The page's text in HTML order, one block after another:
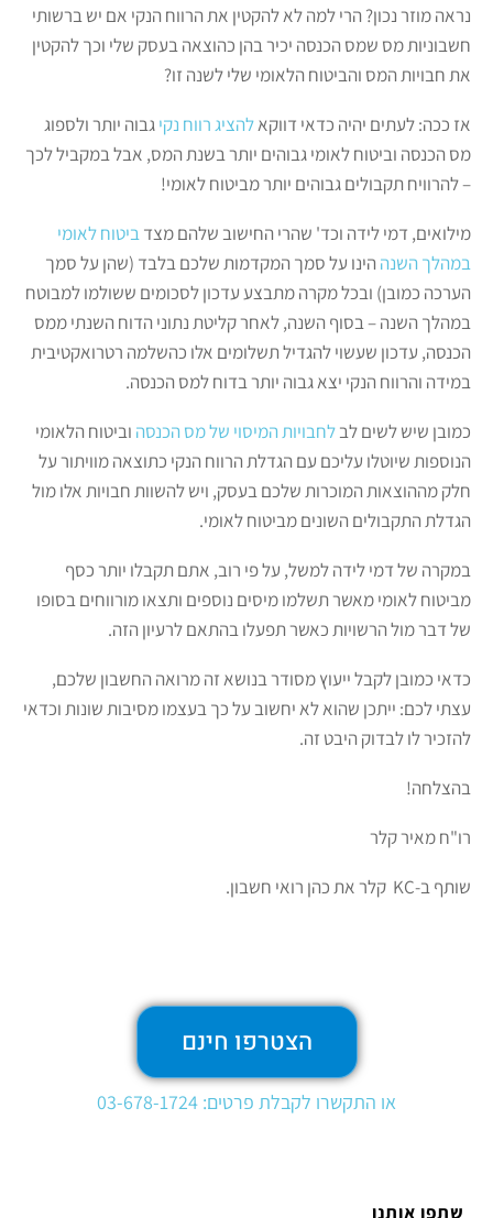
נראה מוזר נכון? הרי למה לא להקטין את הרווח הנקי אם יש ברשותי
חשבוניות מס שמס הכנסה יכיר בהן כהוצאה בעסק שלי וכך להקטין
את חבויות המס והביטוח הלאומי שלי לשנה זו?
אז ככה: לעתים יהיה כדאי דווקאלהציג רווח נקיגבוה יותר ולספוג
מס הכנסה וביטוח לאומי גבוהים יותר בשנת המס, אבל במקביל לכך
– להרוויח תקבולים גבוהים יותר מביטוח לאומי!
מילואים, דמי לידה וכד' שהרי החישוב שלהם מצדביטוח לאומי
במהלך השנההינו על סמך המקדמות שלכם בלבד (שהן על סמך
הערכה כמובן) ובכל מקרה מתבצע עדכון לסכומים ששולמו למבוטח
במהלך השנה – בסוף השנה, לאחר קליטת נתוני הדוח השנתי ממס
הכנסה, עדכון שעשוי להגדיל תשלומים אלו כהשלמה רטרואקטיבית
במידה והרווח הנקי יצא גבוה יותר בדוח למס הכנסה.
כמובן שיש לשים לבלחבויות המיסוי של מס הכנסה וביטוח הלאומי
הנוספות שיוטלו עליכם עם הגדלת הרווח הנקי כתוצאה מוויתור על
חלק מההוצאות המוכרות שלכם בעסק, ויש להשוות חבויות אלו מול
הגדלת התקבולים השונים מביטוח לאומי.
במקרה של דמי לידה למשל, על פי רוב, אתם תקבלו יותר כסף
מביטוח לאומי מאשר תשלמו מיסים נוספים ותצאו מורווחים בסופו
של דבר מול הרשויות כאשר תפעלו בהתאם לרעיון הזה.
כדאי כמובן לקבל ייעוץ מסודר בנושא זה מרואה החשבון שלכם,
עצתי לכם: ייתכן שהוא לא יחשוב על כך בעצמו מסיבות שונות וכדאי
להזכיר לו לבדוק היבט זה.
בהצלחה!
רו"ח מאיר קלר
שותף ב-KC קלר את כהן רואי חשבון.
הצטרפו חינם
או התקשרו לקבלת פרטים: 03-678-1724
שתפו אותנו